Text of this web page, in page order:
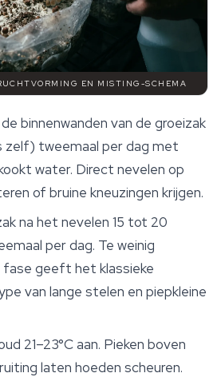
EN MISTING-SCHEMA
binnenwanden van de groeizak
zelf) tweemaal per dag met
water. Direct nevelen op
of bruine kneuzingen krijgen.
na het nevelen 15 tot 20
per dag. Te weinig
geeft het klassieke
van lange stelen en piepkleine
21–23°C aan. Pieken boven
laten hoeden scheuren.